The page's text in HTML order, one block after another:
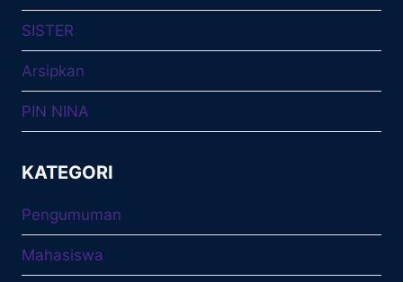
SISTER
Arsipkan
PIN NINA
KATEGORI
Pengumuman
Mahasiswa